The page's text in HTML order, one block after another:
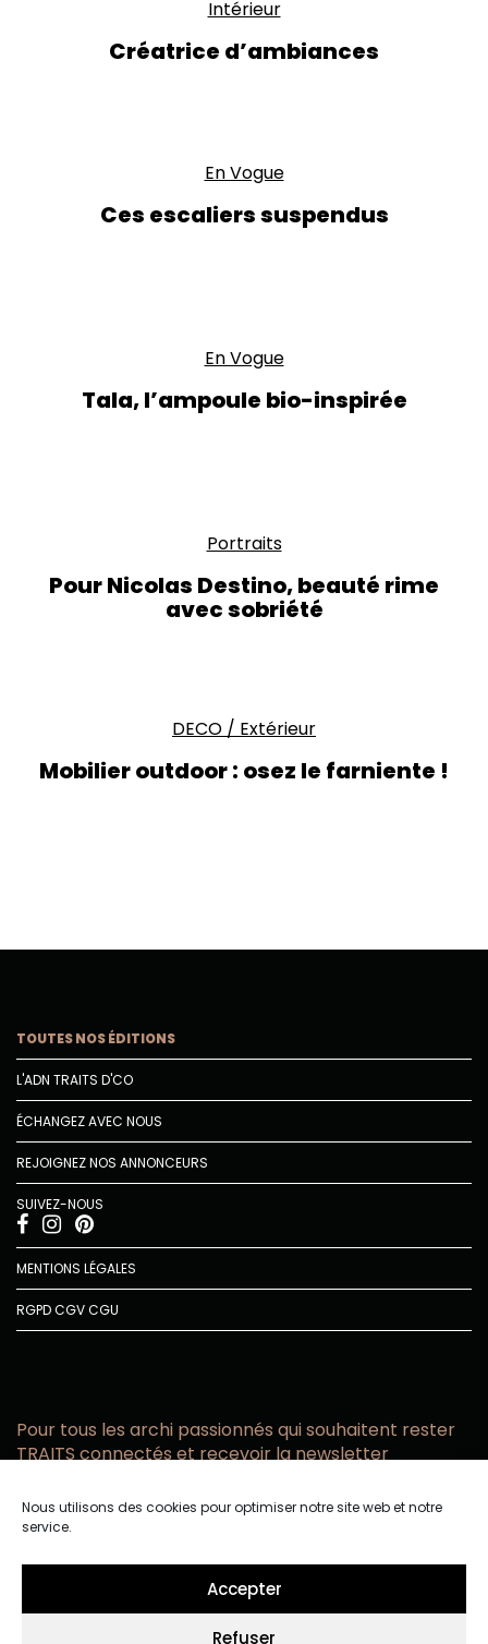
Nous utilisons des cookies pour optimiser notre site web et notre
service.
Accepter
Refuser
Intérieur
Créatrice d’ambiances
En Vogue
Ces escaliers suspendus
En Vogue
Tala, l’ampoule bio-inspirée
Portraits
Pour Nicolas Destino, beauté rime
avec sobriété
DECO / Extérieur
Mobilier outdoor : osez le farniente !
TOUTES NOS ÉDITIONS
L'ADN TRAITS D'CO
ÉCHANGEZ AVEC NOUS
REJOIGNEZ NOS ANNONCEURS
SUIVEZ-NOUS
MENTIONS LÉGALES
RGPDCGVCGU
Pour tous les archi passionnés qui souhaitent rester
TRAITS connectés et recevoir la newsletter
email
confidentialité.